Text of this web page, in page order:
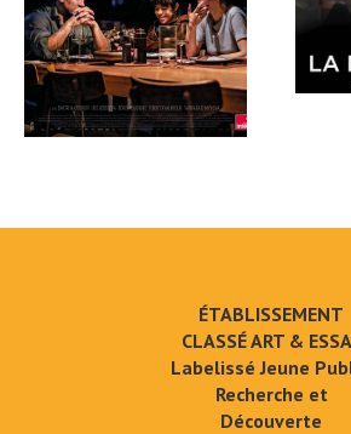
ÉTABLISSEMENT
CLASSÉ ART &
Labelissé Jeune
Recherche et
Découverte